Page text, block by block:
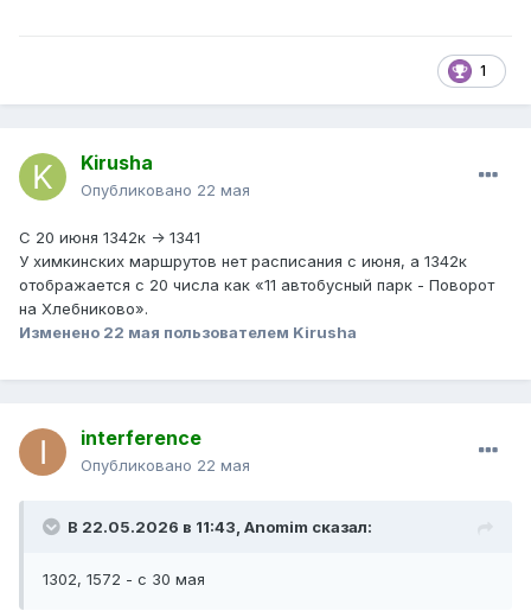
1
Kirusha
Опубликовано 22 мая
С 20 июня 1342к -> 1341
У химкинских маршрутов нет расписания с июня, а 1342к
отображается с 20 числа как «11 автобусный парк - Поворот
на Хлебниково».
Изменено 22 мая пользователем Kirusha
interference
Опубликовано 22 мая
В 22.05.2026 в 11:43, Anomim сказал:
1302, 1572 - с 30 мая